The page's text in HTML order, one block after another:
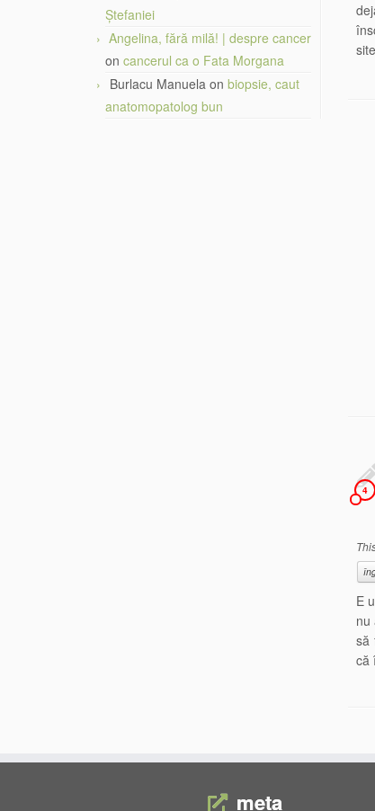
Ștefaniei
Angelina, fără milă! | despre cancer
on cancerul ca o Fata Morgana
Burlacu Manuela on biopsie, caut
anatomopatolog bun
4
E
nu
să
că
meta